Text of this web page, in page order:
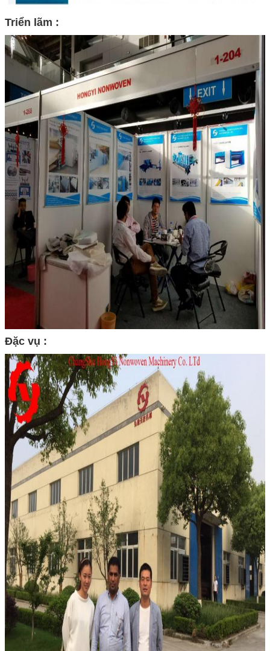
Để lại lời nhắn
Chúng tôi sẽ gọi lại cho
Triển lãm :
Đặc vụ :